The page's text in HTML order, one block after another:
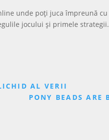
unde poți juca împreună
jocului și primele strategii.
AL VERII
PONY BEADS ARE